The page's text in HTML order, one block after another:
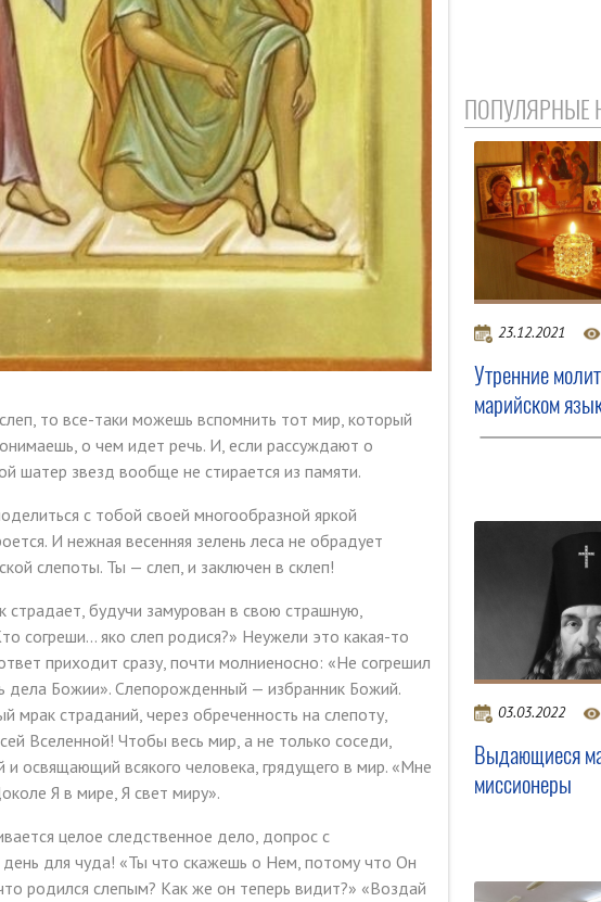
то все-таки можешь вспомнить тот мир, который
о чем идет речь. И, если рассуждают о
шатер звезд вообще не стирается из памяти.
с тобой своей многообразной яркой
И нежная весенняя зелень леса не обрадует
слепоты. Ты — слеп, и заключен в склеп!
страдает, будучи замурован в свою страшную,
согреши... яко слеп родися?» Неужели это какая-то
приходит сразу, почти молниеносно: «Не согрешил
дела Божии». Слепорожденный — избранник Божий.
мрак страданий, через обреченность на слепоту,
Вселенной! Чтобы весь мир, а не только соседи,
освящающий всякого человека, грядущего в мир. «Мне
Я в мире, Я свет миру».
целое следственное дело, допрос с
день для чуда! «Ты что скажешь о Нем, потому что Он
родился слепым? Как же он теперь видит?» «Воздай
ПОПУЛЯРНЫЕ
23.12.2021
Утренние
марийском
03.03.2022
Выдающиеся
миссионеры